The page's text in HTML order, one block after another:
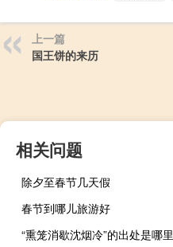
上一篇
国王饼的来历
相关问题
除夕至春节几天假
春节到哪儿旅游好
“熏笼消歇沈烟冷”的出处是哪里